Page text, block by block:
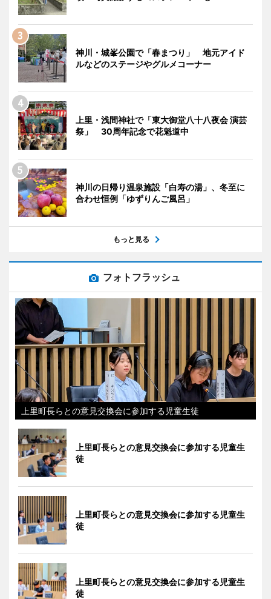
神川・城峯公園で「春まつり」 地元アイド
ルなどのステージやグルメコーナー
上里・浅間神社で「東大御堂八十八夜会 演芸
祭」 30周年記念で花魁道中
神川の日帰り温泉施設「白寿の湯」、冬至に
合わせ恒例「ゆずりんご風呂」
もっと見る
フォトフラッシュ
上里町長らとの意見交換会に参加する児童生徒
上里町長らとの意見交換会に参加する児童生
徒
上里町長らとの意見交換会に参加する児童生
徒
上里町長らとの意見交換会に参加する児童生
徒